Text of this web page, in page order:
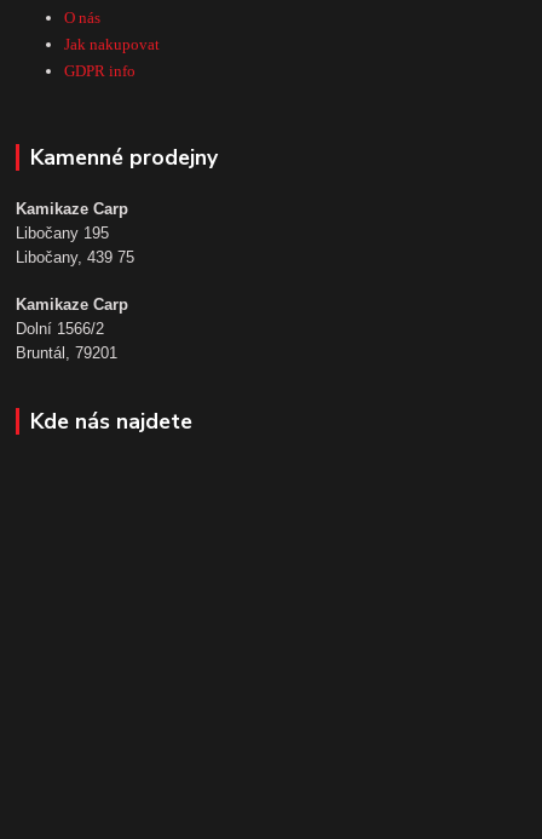
O nás
Jak nakupovat
GDPR info
Kamenné prodejny
Kamikaze Carp
Libočany 195
Libočany, 439 75
Kamikaze Carp
Dolní 1566/2
Bruntál, 79201
Kde nás najdete